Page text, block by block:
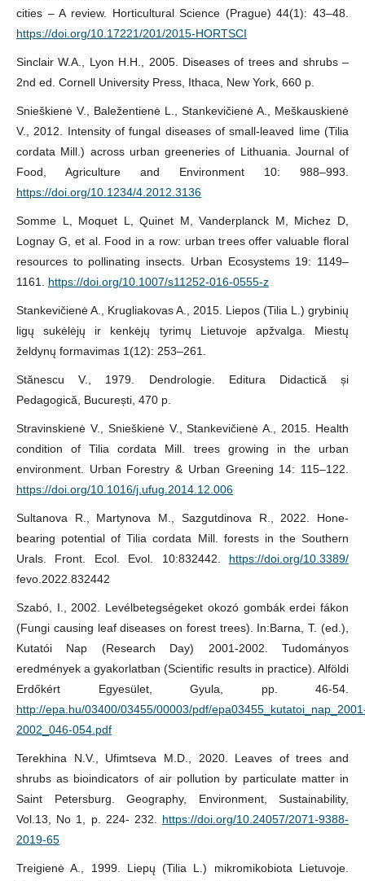
cities – A review. Horticultural Science (Prague) 44(1): 43–48.
https://doi.org/10.17221/201/2015-HORTSCI
Sinclair W.A., Lyon H.H., 2005. Diseases of trees and shrubs –
2nd ed. Cornell University Press, Ithaca, New York, 660 p.
Snieškienė V., Baležentienė L., Stankevičienė A., Meškauskienė
V., 2012. Intensity of fungal diseases of small-leaved lime (Tilia
cordata Mill.) across urban greeneries of Lithuania. Journal of
Food, Agriculture and Environment 10: 988–993.
https://doi.org/10.1234/4.2012.3136
Somme L, Moquet L, Quinet M, Vanderplanck M, Michez D,
Lognay G, et al. Food in a row: urban trees offer valuable floral
resources to pollinating insects. Urban Ecosystems 19: 1149–
1161. https://doi.org/10.1007/s11252-016-0555-z
Stankevičienė A., Krugliakovas A., 2015. Liepos (Tilia L.) grybinių
ligų sukėlėjų ir kenkėjų tyrimų Lietuvoje apžvalga. Miestų
želdynų formavimas 1(12): 253–261.
Stănescu V., 1979. Dendrologie. Editura Didactică și
Pedagogică, București, 470 p.
Stravinskienė V., Snieškienė V., Stankevičienė A., 2015. Health
condition of Tilia cordata Mill. trees growing in the urban
environment. Urban Forestry & Urban Greening 14: 115–122.
https://doi.org/10.1016/j.ufug.2014.12.006
Sultanova R., Martynova M., Sazgutdinova R., 2022. Hone-
bearing potential of Tilia cordata Mill. forests in the Southern
Urals. Front. Ecol. Evol. 10:832442. https://doi.org/10.3389/
fevo.2022.832442
Szabó, I., 2002. Levélbetegségeket okozó gombák erdei fákon
(Fungi causing leaf diseases on forest trees). In:Barna, T. (ed.),
Kutatói Nap (Research Day) 2001-2002. Tudományos
eredmények a gyakorlatban (Scientific results in practice). Alföldi
Erdőkért Egyesület, Gyula, pp. 46-54.
http://epa.hu/03400/03455/00003/pdf/
2002_046-054.pdf
Terekhina N.V., Ufimtseva M.D., 2020. Leaves of trees and
shrubs as bioindicators of air pollution by particulate matter in
Saint Petersburg. Geography, Environment, Sustainability,
Vol.13, No 1, p. 224- 232. https://doi.org/10.24057/2071-9388-
2019-65
Treigienė A., 1999. Liepų (Tilia L.) mikromikobiota Lietuvoje.